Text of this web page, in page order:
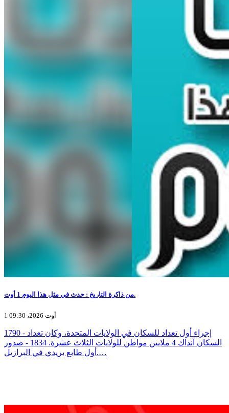
من ذاكرة التاريخ : حدث في مثل هذا اليوم 1 أوت.
1 أوت 2026، 09:30
1790 - إجراء أول تعداد للسكان في الولايات المتحدة، وكان تعداد
السكان آنذاك 4 ملايين مواطن للولايات الثلاث عشرة. 1834 - صدور
أول طابع بريدي في البرازيل.…